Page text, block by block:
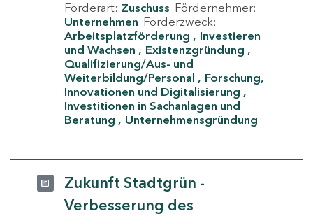
Förderart: Zuschuss Fördernehmer:
Unternehmen Förderzweck:
Arbeitsplatzförderung
Investieren
und Wachsen
Existenzgründung
Qualifizierung/Aus- und
Weiterbildung/Personal
Forschung,
Innovationen und Digitalisierung
Investitionen in Sachanlagen und
Beratung
Unternehmensgründung
Zukunft Stadtgrün -
Verbesserung des